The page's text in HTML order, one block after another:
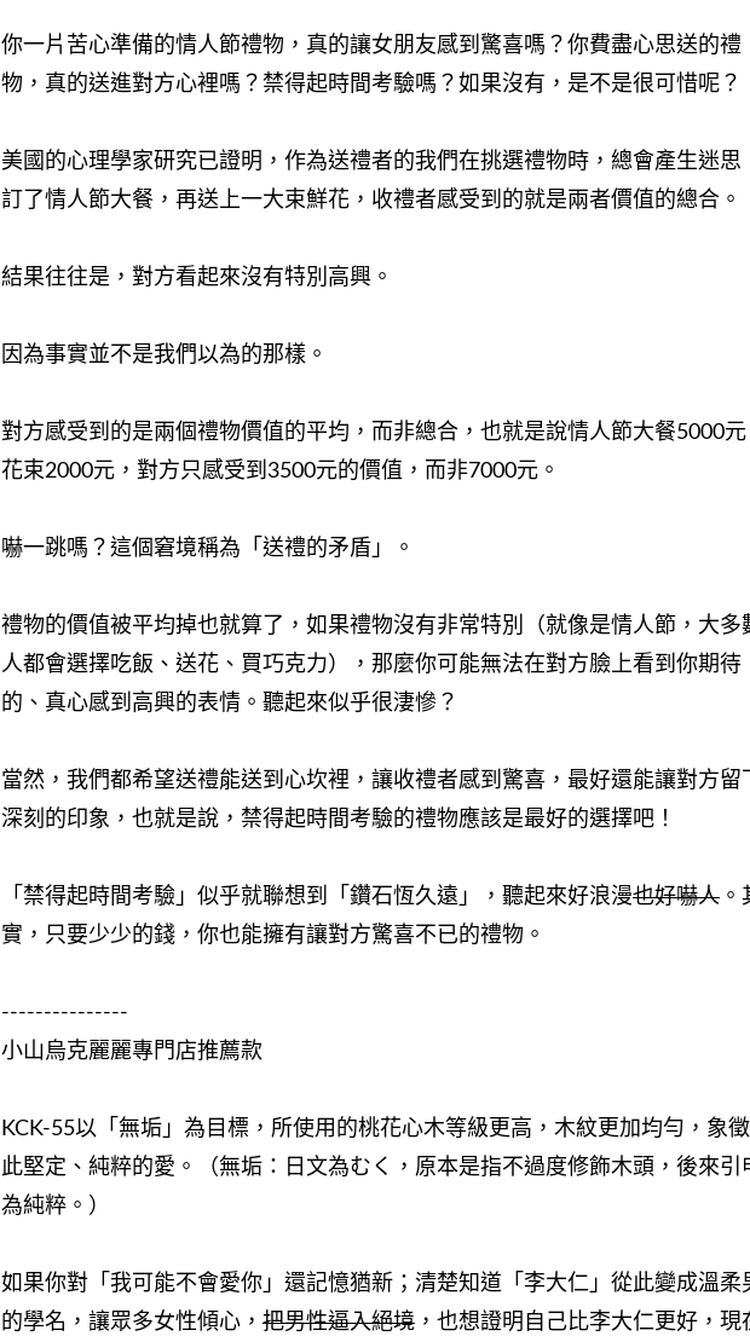
你一片苦心準備的情人節禮物，真的讓女朋友感到驚喜嗎？ 你費盡心思送的禮
物 ，真的送進對方心裡嗎？禁得起時間考驗嗎？如果沒有，是不是很可惜呢？
美國的心理學家研究已證明，作為送禮者的我們在挑選禮物時，總會產生迷思
訂了情人節大餐，再送上一大束鮮花，收禮者感受到的就是兩者價值的總合。
結果往往是，對方看起來沒有特別高興。
因為事實並不是我們以為的那樣。
對方感受到的是兩個禮物價值的平均，而非總合，也就是說情人節大餐5000元
花束2000元，對方只感受到3500元的價值，而非7000元。
嚇一跳嗎？這個窘境稱為「送禮的矛盾」。
禮物的價值被平均掉也就算了，如果禮物沒有非常特別（就像是情人節，大多
人都會選擇吃飯、送花、買巧克力），那麼你可能無法在對方臉上看到你期待
的、真心感到高興的表情。聽起來似乎很淒慘？
當然，我們都希望送禮能送到心坎裡，讓收禮者感到驚喜，最好還能讓對方留
深刻的印象，也就是說，禁得起時間考驗的禮物應該是最好的選擇吧！
「禁得起時間考驗」似乎就聯想到「鑽石恆久遠」，聽起來好浪漫也好嚇人 。
實，只要少少的錢，你也能擁有讓對方驚喜不已的禮物。
---------------
小山烏克麗麗專門店推薦款
KCK-55以「無垢」為目標，所使用的桃花心木等級更高，木紋更加均勻，象
此堅定、純粹的愛。（無垢：日文為むく，原本是指不過度修飾木頭，後來引
為純粹。）
如果你對「我可能不會愛你」還記憶猶新；清楚知道「李大仁」從此變成溫柔
的學名，讓眾多女性傾心， 把男性逼入絕境 ，也想證明自己比李大仁更好，現